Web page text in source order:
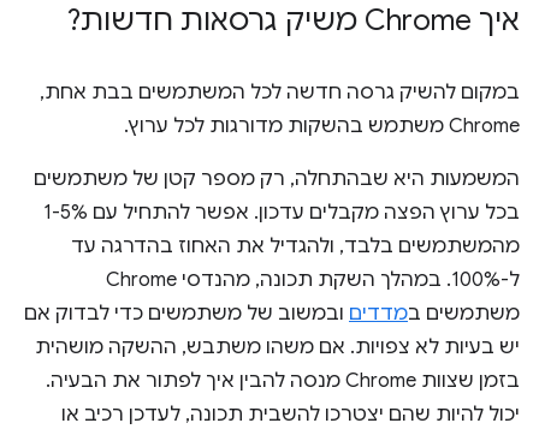
איך Chrome משיק גרסאות חדשות?
במקום להשיק גרסה חדשה לכל המשתמשים בבת אחת,
Chrome משתמש בהשקות מדורגות לכל ערוץ.
המשמעות היא שבהתחלה, רק מספר קטן של משתמשים
בכל ערוץ הפצה מקבלים עדכון. אפשר להתחיל עם 1-5%
מהמשתמשים בלבד, ולהגדיל את האחוז בהדרגה עד
ל-100%. במהלך השקת תכונה, מהנדסי Chrome
משתמשים במדדים ובמשוב של משתמשים כדי לבדוק אם
יש בעיות לא צפויות. אם משהו משתבש, ההשקה מושהית
בזמן שצוות Chrome מנסה להבין איך לפתור את הבעיה.
יכול להיות שהם יצטרכו להשבית תכונה, לעדכן רכיב או